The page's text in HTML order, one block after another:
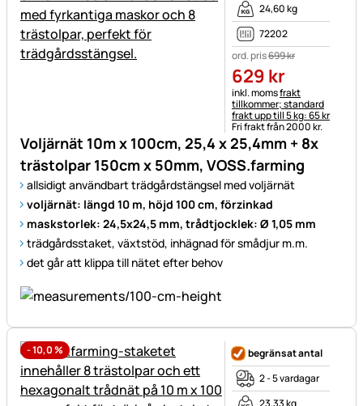
Voljärnät 10m x 100cm, 25,4 x 25,4mm + 8x
trästolpar 150cm x 50mm, VOSS.farming
allsidigt användbart trädgårdstängsel med voljärnät
voljärnät: längd 10 m, höjd 100 cm, förzinkad
maskstorlek: 24,5x24,5 mm, trådtjocklek: Ø 1,05 mm
trädgårdsstaket, växtstöd, inhägnad för smådjur m.m.
det går att klippa till nätet efter behov
24,60 kg
72202
ord. pris699kr
629 kr
Skatteinformation:
inkl. momsfrakt
tillkommer; standard
frakt upp till 5 kg: 65 kr
Fri frakt från 2000 kr.
-10,0%
begränsat antal
2 - 5 vardagar